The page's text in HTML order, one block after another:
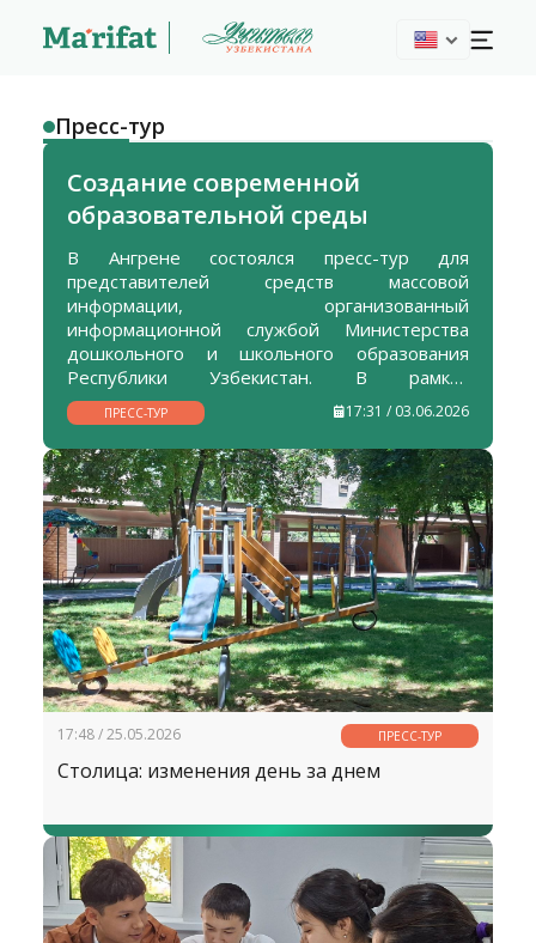
Пресс-тур
Создание современной
образовательной среды
В Ангрене состоялся пресс-тур для
представителей средств массовой
информации, организованный
информационной службой Министерства
дошкольного и школьного образования
Республики Узбекистан. В рамках
мероприятия журналисты ознакомились с
деятельностью общеобразовательных школ,
дошкольных учреждений, а также культурно-
спортивных объектов города.
ПРЕСС-ТУР 17:31 / 03.06.2026
17:48 / 25.05.2026 ПРЕСС-ТУР
Столица: изменения день за днем